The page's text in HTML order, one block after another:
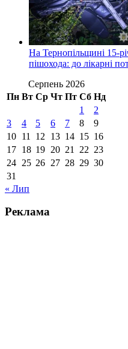
На Тернопільщині 15-
пішохода: до лікарні
Серпень 2026
Пн Вт Ср Чт Пт Сб Нд
1
2
3
4 5 6 7 8
9
10 11 12 13 14 15 16
17 18 19 20 21 22 23
24 25 26 27 28 29 30
31
« Лип
Реклама